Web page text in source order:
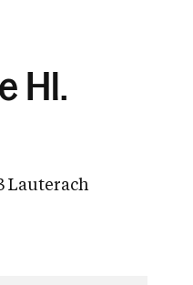
Hl.
Lauterach